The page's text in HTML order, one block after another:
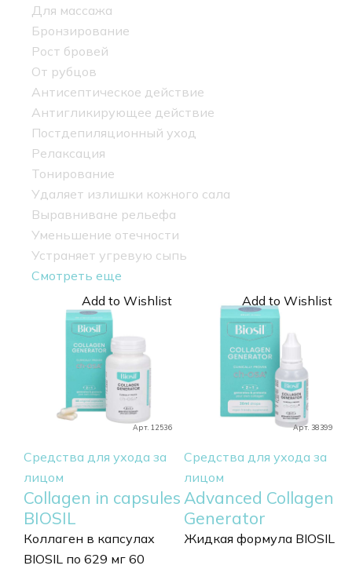
Для массажа
Бронзирование
Рост бровей
От рубцов
Антисептическое действие
Антигликирующее действие
Постдепиляционный уход
Релаксация
Тонирование
Удаляет излишки кожного сала
Выравниване рельефа
Уменьшение отечности
Устраняет угревую сыпь
Смотреть еще
Арт. 12536
Add to Wishlist
Средства для ухода за
лицом
Collagen in capsules
BIOSIL
Коллаген в капсулах
BIOSIL по 629 мг 60
Арт. 38399
Add to Wishlist
Средства для ухода за
лицом
Advanced Collagen
Generator
Жидкая формула BIOSIL